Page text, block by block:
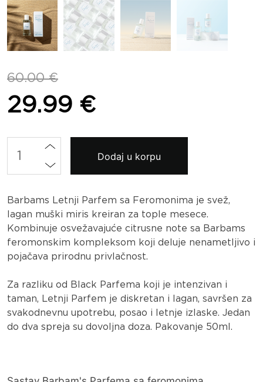
60.00€
Originalna
je
29.99 €
Trenutna
je:
Barbams
Feromonima
količina
Dodaj u korpu
Barbams Letnji Parfem sa Feromonima je svež,
lagan muški miris kreiran za tople mesece.
Kombinuje osvežavajuće citrusne note sa Barbams
feromonskim kompleksom koji deluje nenametljivo i
pojačava prirodnu privlačnost.
Za razliku od Black Parfema koji je intenzivan i
taman, Letnji Parfem je diskretan i lagan, savršen za
svakodnevnu upotrebu, posao i letnje izlaske. Jedan
do dva spreja su dovoljna doza. Pakovanje 50ml.